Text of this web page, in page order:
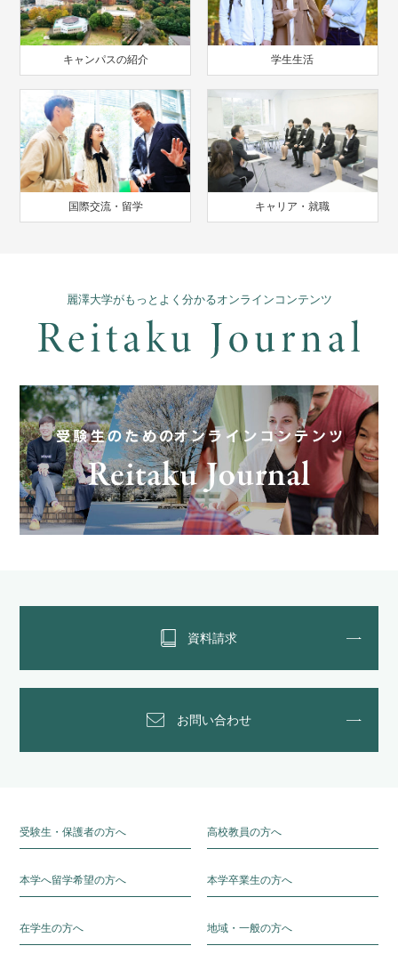
キャンパスの紹介 学生生活
国際交流・留学 キャリア・就職
麗澤大学がもっとよく分かるオンラインコンテンツ
資料請求
お問い合わせ
受験生・保護者の方へ 高校教員の方へ
本学へ留学希望の方へ 本学卒業生の方へ
在学生の方へ 地域・一般の方へ